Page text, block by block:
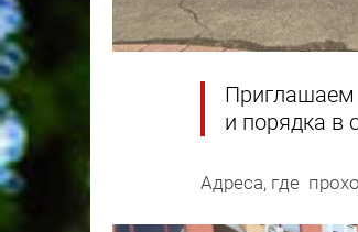
Приглашаем
и порядка в
Адреса, где